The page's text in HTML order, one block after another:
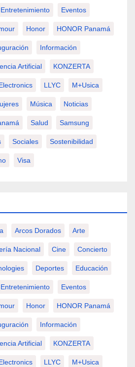
Entretenimiento Eventos
Honor HONOR Panamá
Información
Artificial KONZERTA
LLYC M+usica
Música Noticias
Salud Samsung
Sociales Sostenibilidad
Visa
Arcos Dorados Arte
Nacional Cine Concierto
Deportes Educación
Entretenimiento Eventos
Honor HONOR Panamá
Información
Artificial KONZERTA
LLYC M+usica